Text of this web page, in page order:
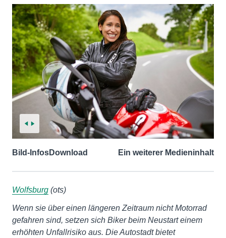
Bild-InfosDownload Ein weiterer Medieninhalt
Wolfsburg (ots)
Wenn sie über einen längeren Zeitraum nicht Motorrad
gefahren sind, setzen sich Biker beim Neustart einem
erhöhten Unfallrisiko aus. Die Autostadt bietet